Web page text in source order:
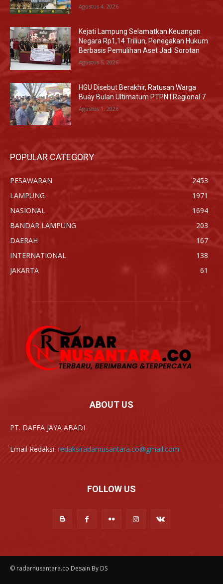
Agustus 4, 2026
Kejati Lampung Selamatkan Keuangan
Negara Rp1,14 Triliun, Penegakan Hukum
Berbasis Pemulihan Aset Jadi Sorotan
Agustus 5, 2026
HGU Disebut Berakhir, Ratusan Warga
Buay Bulan Ultimatum PTPN I Regional 7
Agustus 1, 2026
POPULAR CATEGORY
PESAWARAN
2453
LAMPUNG
1971
NASIONAL
1694
BANDAR LAMPUNG
203
DAERAH
167
INTERNATIONAL
138
JAKARTA
61
ABOUT US
PT. DAFFA JAYA ABADI
Email Redaksi: redaksiradarnusantara.co@gmail.com
FOLLOW US
© radarnusantara.co Desain By DS